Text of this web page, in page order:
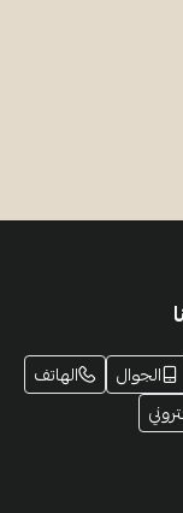
الجوال
الهاتف